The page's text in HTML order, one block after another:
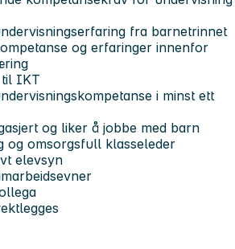
fra barnetrinnet
og erfaringer innenfor
til IKT
i minst ett
og liker å jobbe med barn
og omsorgsfull klasseleder
elevsyn